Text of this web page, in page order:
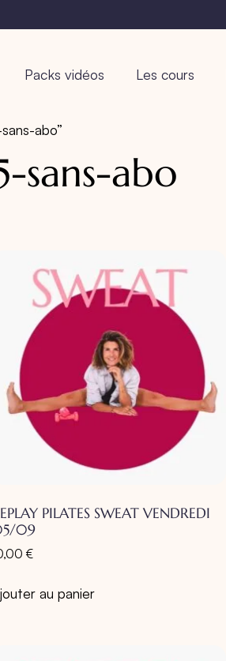
Packs vidéos Les cours
abo”
sans-abo
PILATES SWEAT VENDREDI
09
€
au panier